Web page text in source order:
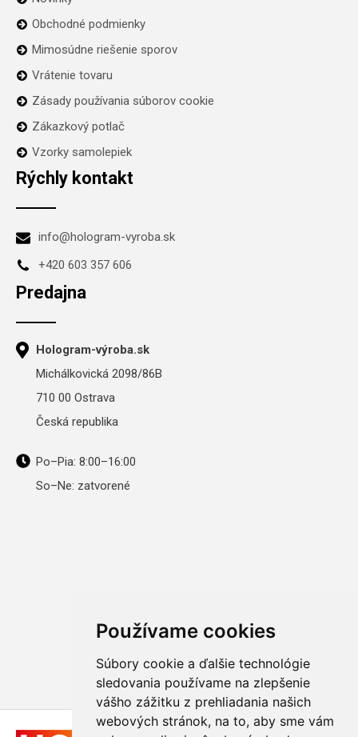
Používame cookies
Súbory cookie a ďalšie technológie
sledovania používame na zlepšenie
vášho zážitku z prehliadania našich
webových stránok, na to, aby sme vám
Obchodné podmienky
Mimosúdne riešenie sporov
Vrátenie tovaru
Zásady používania súborov cookie
Zákazkový potlač
Vzorky samolepiek
Rýchly kontakt
info@hologram-vyroba.sk
+420 603 357 606
Predajna
Hologram-výroba.sk
Michálkovická 2098/86B
710 00 Ostrava
Česká republika
Po–Pia: 8:00–16:00
So–Ne: zatvorené